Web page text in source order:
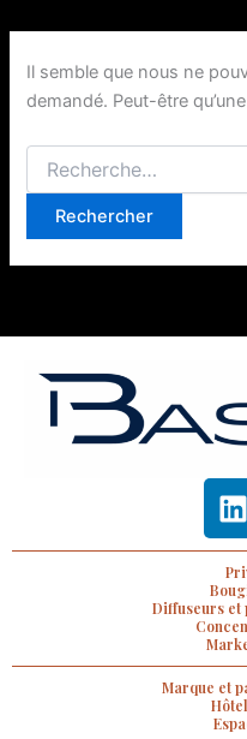
Il semble que nous ne
demandé. Peut-être
L
i
k
i
Diffuseurs et
Marque et